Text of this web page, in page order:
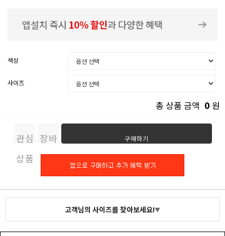
색상
사이즈
총 상품 금액 0 원
관심
상품
장바
구니
구매하기
고객님의 사이즈를 찾아보세요!▼